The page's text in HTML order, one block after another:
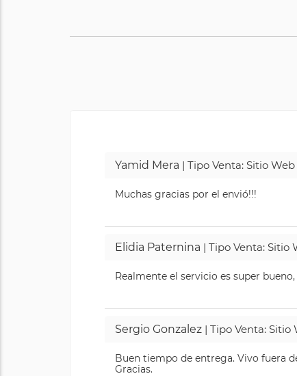
Yamid Mera | Tipo Venta: Sitio
Muchas gracias por el envió!!!
Elidia Paternina | Tipo Venta: Sitio
Realmente el servicio es super
Sergio Gonzalez | Tipo Venta:
Buen tiempo de entrega. Vivo fuera
Gracias.